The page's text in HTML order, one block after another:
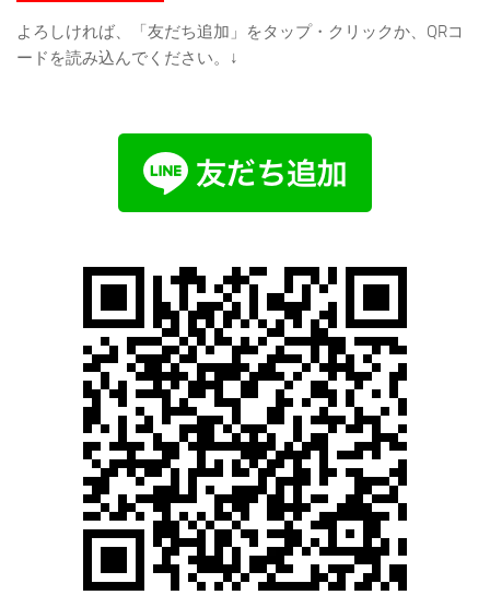
よろしければ、「友だち追加」をタップ・クリックか、QRコ
ードを読み込んでください。↓